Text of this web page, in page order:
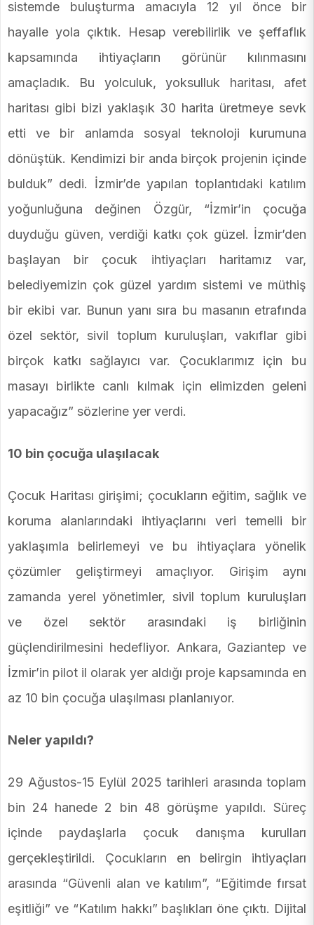
sistemde buluşturma amacıyla 12 yıl önce bir
hayalle yola çıktık. Hesap verebilirlik ve şeffaflık
kapsamında ihtiyaçların görünür kılınmasını
amaçladık. Bu yolculuk, yoksulluk haritası, afet
haritası gibi bizi yaklaşık 30 harita üretmeye sevk
etti ve bir anlamda sosyal teknoloji kurumuna
dönüştük. Kendimizi bir anda birçok projenin içinde
bulduk” dedi. İzmir’de yapılan toplantıdaki katılım
yoğunluğuna değinen Özgür, “İzmir’in çocuğa
duyduğu güven, verdiği katkı çok güzel. İzmir’den
başlayan bir çocuk ihtiyaçları haritamız var,
belediyemizin çok güzel yardım sistemi ve müthiş
bir ekibi var. Bunun yanı sıra bu masanın etrafında
özel sektör, sivil toplum kuruluşları, vakıflar gibi
birçok katkı sağlayıcı var. Çocuklarımız için bu
masayı birlikte canlı kılmak için elimizden geleni
yapacağız” sözlerine yer verdi.
10 bin çocuğa ulaşılacak
Çocuk Haritası girişimi; çocukların eğitim, sağlık ve
koruma alanlarındaki ihtiyaçlarını veri temelli bir
yaklaşımla belirlemeyi ve bu ihtiyaçlara yönelik
çözümler geliştirmeyi amaçlıyor. Girişim aynı
zamanda yerel yönetimler, sivil toplum kuruluşları
ve özel sektör arasındaki iş birliğinin
güçlendirilmesini hedefliyor. Ankara, Gaziantep ve
İzmir’in pilot il olarak yer aldığı proje kapsamında en
az 10 bin çocuğa ulaşılması planlanıyor.
Neler yapıldı?
29 Ağustos-15 Eylül 2025 tarihleri arasında toplam
bin 24 hanede 2 bin 48 görüşme yapıldı. Süreç
içinde paydaşlarla çocuk danışma kurulları
gerçekleştirildi. Çocukların en belirgin ihtiyaçları
arasında “Güvenli alan ve katılım”, “Eğitimde fırsat
eşitliği” ve “Katılım hakkı” başlıkları öne çıktı. Dijital